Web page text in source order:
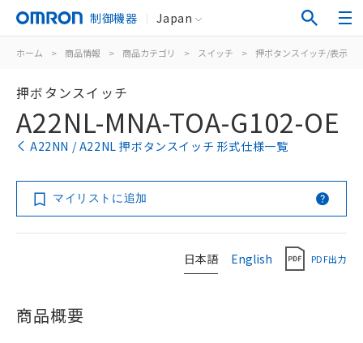
制御機器 Japan
ホーム > 商品情報 > 商品カテゴリ > スイッチ > 押ボタンスイッチ/表示灯
押ボタンスイッチ
A22NL-MNA-TOA-G102-OE
A22NN / A22NL 押ボタンスイッチ 形式仕様一覧
マイリストに追加
日本語 English PDF出力
商品概要